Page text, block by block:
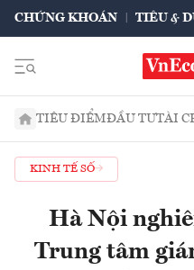
CHỨNG KHOÁN TIÊU &
TIÊU ĐIỂMĐẦU TƯTÀI
KINH TẾ SỐ
Hà Nội
Trung tâm